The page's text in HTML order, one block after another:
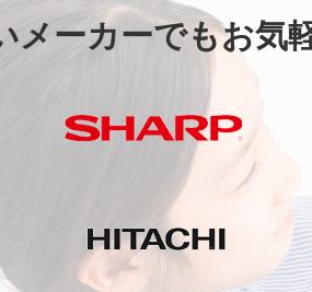
メーカーでもお気